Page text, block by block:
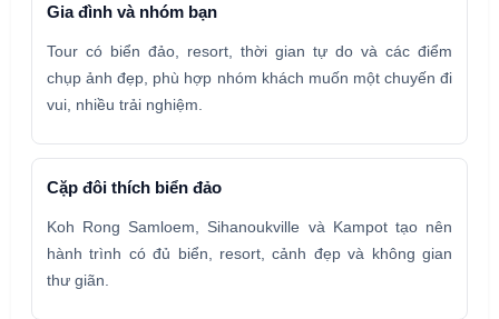
Gia đình và nhóm bạn
Tour có biển đảo, resort, thời gian tự do và các điểm
chụp ảnh đẹp, phù hợp nhóm khách muốn một chuyến đi
vui, nhiều trải nghiệm.
Cặp đôi thích biển đảo
Koh Rong Samloem, Sihanoukville và Kampot tạo nên
hành trình có đủ biển, resort, cảnh đẹp và không gian
thư giãn.